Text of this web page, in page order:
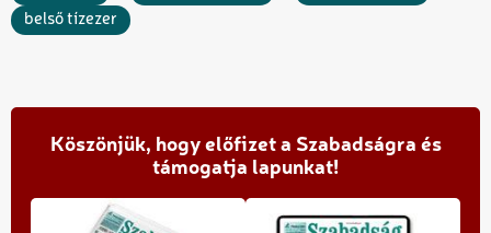
belső tízezer
Köszönjük, hogy előfizet a Szabadságra és
támogatja lapunkat!